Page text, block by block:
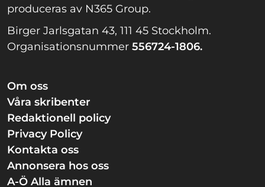
produceras av N365 Group.
Birger Jarlsgatan 43, 111 45 Stockholm.
Organisationsnummer 556724-1806.
Om oss
Våra skribenter
Redaktionell policy
Privacy Policy
Kontakta oss
Annonsera hos oss
A-Ö Alla ämnen